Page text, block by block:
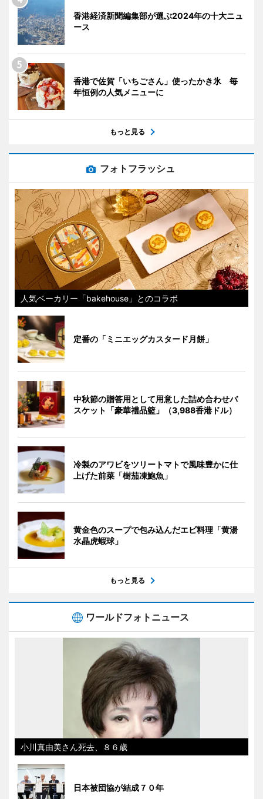
香港経済新聞編集部が選ぶ2024年の十大ニュ
ース
香港で佐賀「いちごさん」使ったかき氷 毎
年恒例の人気メニューに
もっと見る
フォトフラッシュ
人気ベーカリー「bakehouse」とのコラボ
定番の「ミニエッグカスタード月餅」
中秋節の贈答用として用意した詰め合わせバ
スケット「豪華禮品籃」（3,988香港ドル）
冷製のアワビをツリートマトで風味豊かに仕
上げた前菜「樹茄凍鮑魚」
黄金色のスープで包み込んだエビ料理「黄湯
水晶虎蝦球」
もっと見る
ワールドフォトニュース
小川真由美さん死去、８６歳
日本被団協が結成７０年